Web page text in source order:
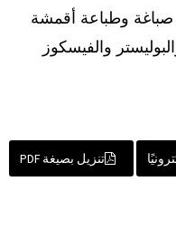
وطباعة أقمشة
والفيسكوز
تنزيل بصيغة PDF